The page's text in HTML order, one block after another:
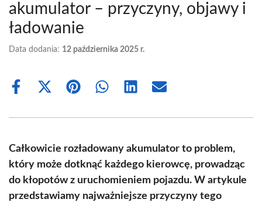
akumulator – przyczyny, objawy i
ładowanie
Data dodania: 12 października 2025 r.
Share
Share
(Twitter)
Share Share Share Share
Całkowicie rozładowany akumulator to problem,
który może dotknąć każdego kierowcę, prowadząc
do kłopotów z uruchomieniem pojazdu. W artykule
przedstawiamy najważniejsze przyczyny tego